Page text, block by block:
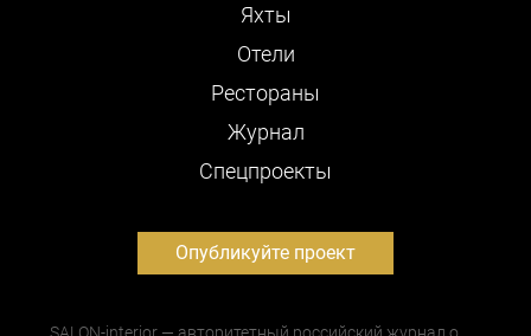
Яхты
Отели
Рестораны
Журнал
Cпецпроекты
Опубликуйте проект